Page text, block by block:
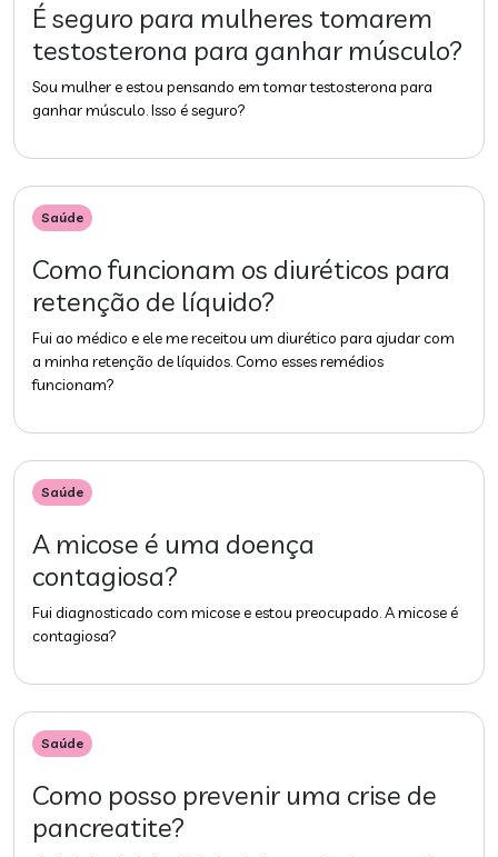
É seguro para mulheres tomarem
testosterona para ganhar músculo?
Sou mulher e estou pensando em tomar testosterona para
ganhar músculo. Isso é seguro?
Saúde
Como funcionam os diuréticos para
retenção de líquido?
Fui ao médico e ele me receitou um diurético para ajudar com
a minha retenção de líquidos. Como esses remédios
funcionam?
Saúde
A micose é uma doença
contagiosa?
Fui diagnosticado com micose e estou preocupado. A micose é
contagiosa?
Saúde
Como posso prevenir uma crise de
pancreatite?